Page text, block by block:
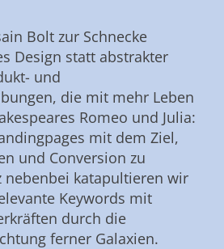
Bolt zur Schnecke
Design statt abstrakter
und
die mit mehr Leben
Romeo und Julia:
mit dem Ziel,
und Conversion zu
nebenbei katapultieren wir
Keywords mit
durch die
ferner Galaxien.